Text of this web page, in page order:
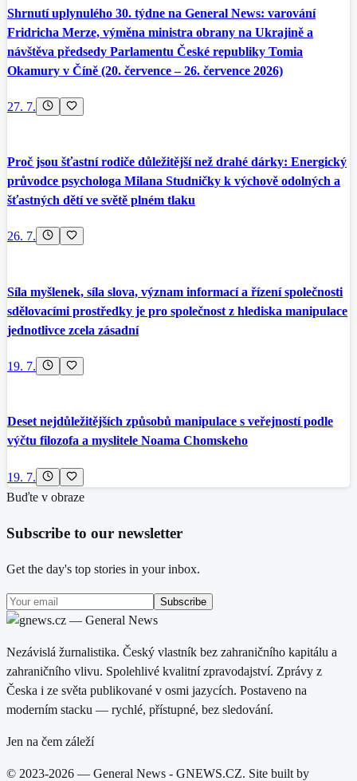
Shrnutí uplynulého 30. týdne na General News: varování
Fridricha Merze, výměna ministra obrany na Ukrajině a
návštěva předsedy Parlamentu České republiky Tomia
Okamury v Číně (20. července – 26. července 2026)
27. 7.
Proč jsou šťastní rodiče důležitější než drahé dárky: Energický
průvodce psychologa Milana Studničky k výchově odolných a
šťastných dětí ve světě plném tlaku
26. 7.
Síla myšlenek, síla slova, význam informací a řízení společnosti
sdělovacími prostředky je pro společnost z hlediska manipulace
jednotlivce zcela zásadní
19. 7.
Deset nejdůležitějších způsobů manipulace s veřejností podle
výčtu filozofa a myslitele Noama Chomskeho
19. 7.
Buďte v obraze
Subscribe to our newsletter
Get the day's top stories in your inbox.
Subscribe
Nezávislá žurnalistika. Český vlastník bez zahraničního kapitálu a
zahraničního vlivu. Spolehlivé kvalitní zpravodajství. Zprávy z
Česka i ze světa publikované v osmi jazycích. Postaveno na
moderním stacku — rychlé, přístupné, bez sledování.
Jen na čem záleží
© 2023-2026 — General News - GNEWS.CZ. Site built by